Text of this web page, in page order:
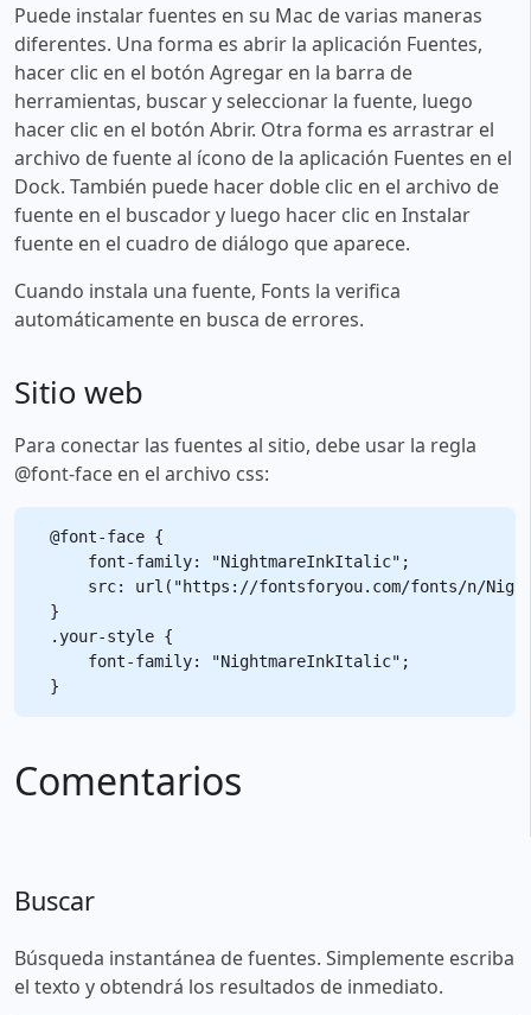
Puede instalar fuentes en su Mac de varias maneras
diferentes. Una forma es abrir la aplicación Fuentes,
hacer clic en el botón Agregar en la barra de
herramientas, buscar y seleccionar la fuente, luego
hacer clic en el botón Abrir. Otra forma es arrastrar el
archivo de fuente al ícono de la aplicación Fuentes en el
Dock. También puede hacer doble clic en el archivo de
fuente en el buscador y luego hacer clic en Instalar
fuente en el cuadro de diálogo que aparece.
Cuando instala una fuente, Fonts la verifica
automáticamente en busca de errores.
Sitio web
Para conectar las fuentes al sitio, debe usar la regla
@font-face en el archivo css:
@font-face {
    font-family: "NightmareInkItalic";
src: url("https://fontsforyou.com/fonts/n/
}
.your-style {
    font-family: "NightmareInkItalic";
Comentarios
Buscar
Búsqueda instantánea de fuentes. Simplemente escriba
el texto y obtendrá los resultados de inmediato.